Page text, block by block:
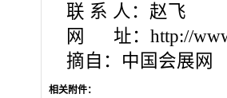
联 系 人：赵飞
网 址：http://
摘自：中国会展网
相关附件：